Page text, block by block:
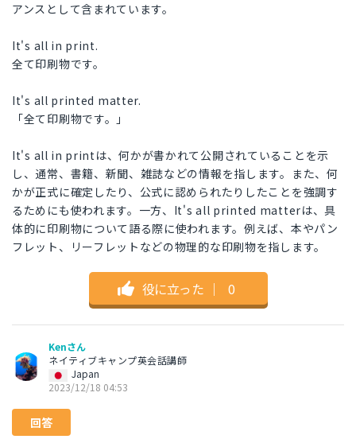
アンスとして含まれています。
It's all in print.
全て印刷物です。
It's all printed matter.
「全て印刷物です。」
It's all in printは、何かが書かれて公開されていることを示
し、通常、書籍、新聞、雑誌などの情報を指します。また、何
かが正式に確定したり、公式に認められたりしたことを強調す
るためにも使われます。一方、It's all printed matterは、具
体的に印刷物について語る際に使われます。例えば、本やパン
フレット、リーフレットなどの物理的な印刷物を指します。
役に立った ｜ 0
Kenさん
ネイティブキャンプ英会話講師
Japan
2023/12/18 04:53
回答